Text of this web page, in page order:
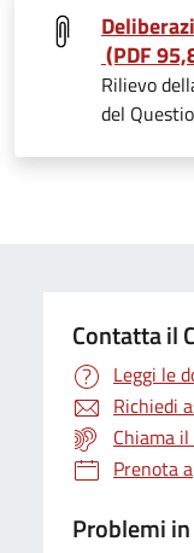
(PDF
Rilievo
del
Contatta il
Leggi le
Richiedi
Chiama
Prenota
Problemi